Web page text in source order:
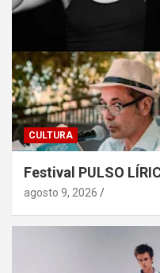
CULTURA
Festival PULSO
agosto 9, 2026